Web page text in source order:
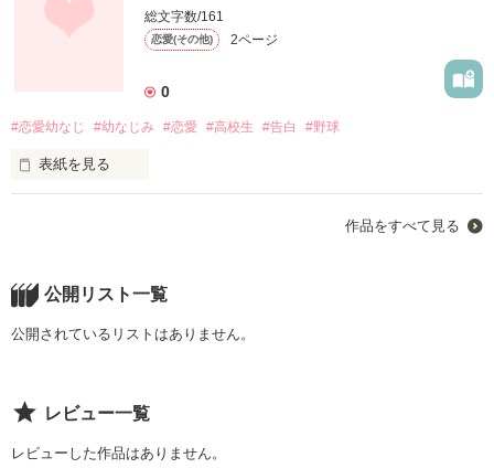
総文字数/161
恋愛(その他) 2ページ
0
#恋愛幼なじ #幼なじみ #恋愛 #高校生 #告白 #野球
表紙を見る
作品をすべて見る
公開リスト一覧
公開されているリストはありません。
レビュー一覧
レビューした作品はありません。